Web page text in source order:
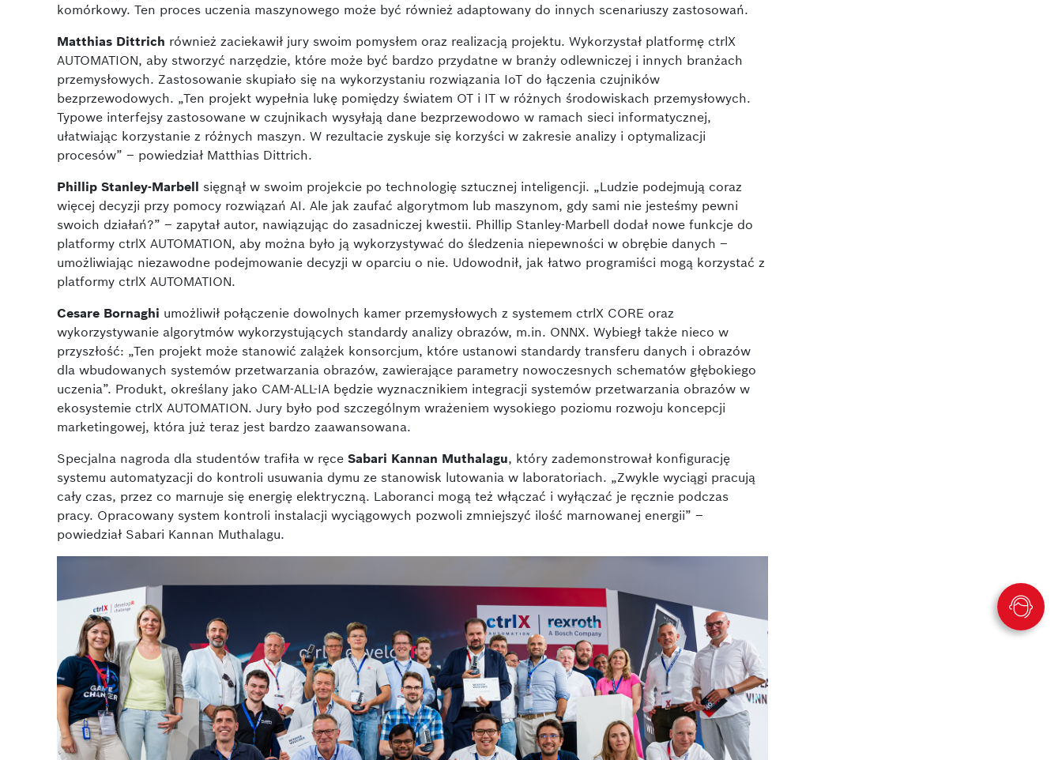
komórkowy. Ten proces uczenia maszynowego może być również adaptowany do innych scenariuszy zastosowań.
Matthias Dittrich również zaciekawił jury swoim pomysłem oraz realizacją projektu. Wykorzystał platformę ctrlX
AUTOMATION, aby stworzyć narzędzie, które może być bardzo przydatne w branży odlewniczej i innych branżach
przemysłowych. Zastosowanie skupiało się na wykorzystaniu rozwiązania IoT do łączenia czujników
bezprzewodowych. „Ten projekt wypełnia lukę pomiędzy światem OT i IT w różnych środowiskach przemysłowych.
Typowe interfejsy zastosowane w czujnikach wysyłają dane bezprzewodowo w ramach sieci informatycznej,
ułatwiając korzystanie z różnych maszyn. W rezultacie zyskuje się korzyści w zakresie analizy i optymalizacji
procesów” – powiedział Matthias Dittrich.
Phillip Stanley-Marbell sięgnął w swoim projekcie po technologię sztucznej inteligencji. „Ludzie podejmują coraz
więcej decyzji przy pomocy rozwiązań AI. Ale jak zaufać algorytmom lub maszynom, gdy sami nie jesteśmy pewni
swoich działań?” – zapytał autor, nawiązując do zasadniczej kwestii. Phillip Stanley-Marbell dodał nowe funkcje do
platformy ctrlX AUTOMATION, aby można było ją wykorzystywać do śledzenia niepewności w obrębie danych –
umożliwiając niezawodne podejmowanie decyzji w oparciu o nie. Udowodnił, jak łatwo programiści mogą korzystać z
platformy ctrlX AUTOMATION.
Cesare Bornaghi umożliwił połączenie dowolnych kamer przemysłowych z systemem ctrlX CORE oraz
wykorzystywanie algorytmów wykorzystujących standardy analizy obrazów, m.in. ONNX. Wybiegł także nieco w
przyszłość: „Ten projekt może stanowić zalążek konsorcjum, które ustanowi standardy transferu danych i obrazów
dla wbudowanych systemów przetwarzania obrazów, zawierające parametry nowoczesnych schematów głębokiego
uczenia”. Produkt, określany jako CAM-ALL-IA będzie wyznacznikiem integracji systemów przetwarzania obrazów w
ekosystemie ctrlX AUTOMATION. Jury było pod szczególnym wrażeniem wysokiego poziomu rozwoju koncepcji
marketingowej, która już teraz jest bardzo zaawansowana.
Specjalna nagroda dla studentów trafiła w ręce Sabari Kannan Muthalagu, który zademonstrował konfigurację
systemu automatyzacji do kontroli usuwania dymu ze stanowisk lutowania w laboratoriach. „Zwykle wyciągi pracują
cały czas, przez co marnuje się energię elektryczną. Laboranci mogą też włączać i wyłączać je ręcznie podczas
pracy. Opracowany system kontroli instalacji wyciągowych pozwoli zmniejszyć ilość marnowanej energii” –
powiedział Sabari Kannan Muthalagu.